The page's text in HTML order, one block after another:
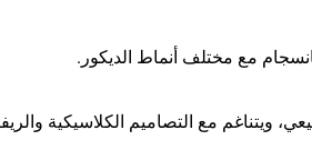
مع مختلف أنماط الديكور.
ويتناغم مع التصاميم الكلاسيكية